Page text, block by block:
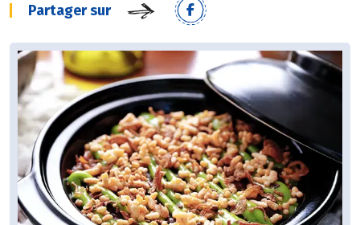
Partager sur